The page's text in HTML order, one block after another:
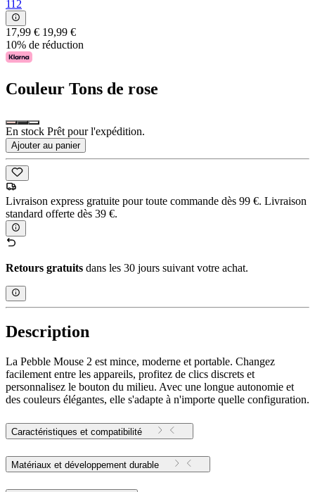
112
17,99 € 19,99 €
10% de réduction
Couleur Tons de rose
En stock Prêt pour l'expédition.
Ajouter au panier
Livraison express gratuite pour toute commande dès 99 €. Livraison
standard offerte dès 39 €.
Retours gratuits dans les 30 jours suivant votre achat.
Description
La Pebble Mouse 2 est mince, moderne et portable. Changez
facilement entre les appareils, profitez de clics discrets et
personnalisez le bouton du milieu. Avec une longue autonomie et
des couleurs élégantes, elle s'adapte à n'importe quelle configuration.
Caractéristiques et compatibilité
Matériaux et développement durable